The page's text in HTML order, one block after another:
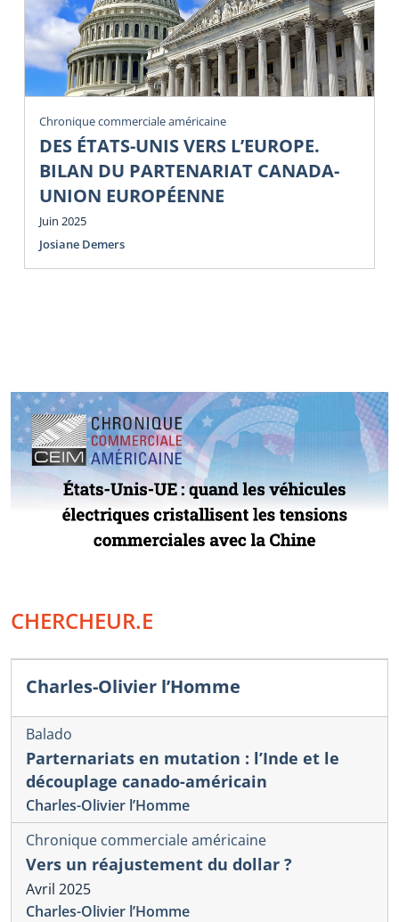
Chronique commerciale américaine
DES ÉTATS-UNIS VERS L’EUROPE.
BILAN DU PARTENARIAT CANADA-
UNION EUROPÉENNE
Juin 2025
Josiane Demers
CHERCHEUR.E
Charles-Olivier l’Homme
Balado
Parternariats en mutation : l’Inde et le
découplage canado-américain
Charles-Olivier l’Homme
Chronique commerciale américaine
Vers un réajustement du dollar ?
Avril 2025
Charles-Olivier l’Homme